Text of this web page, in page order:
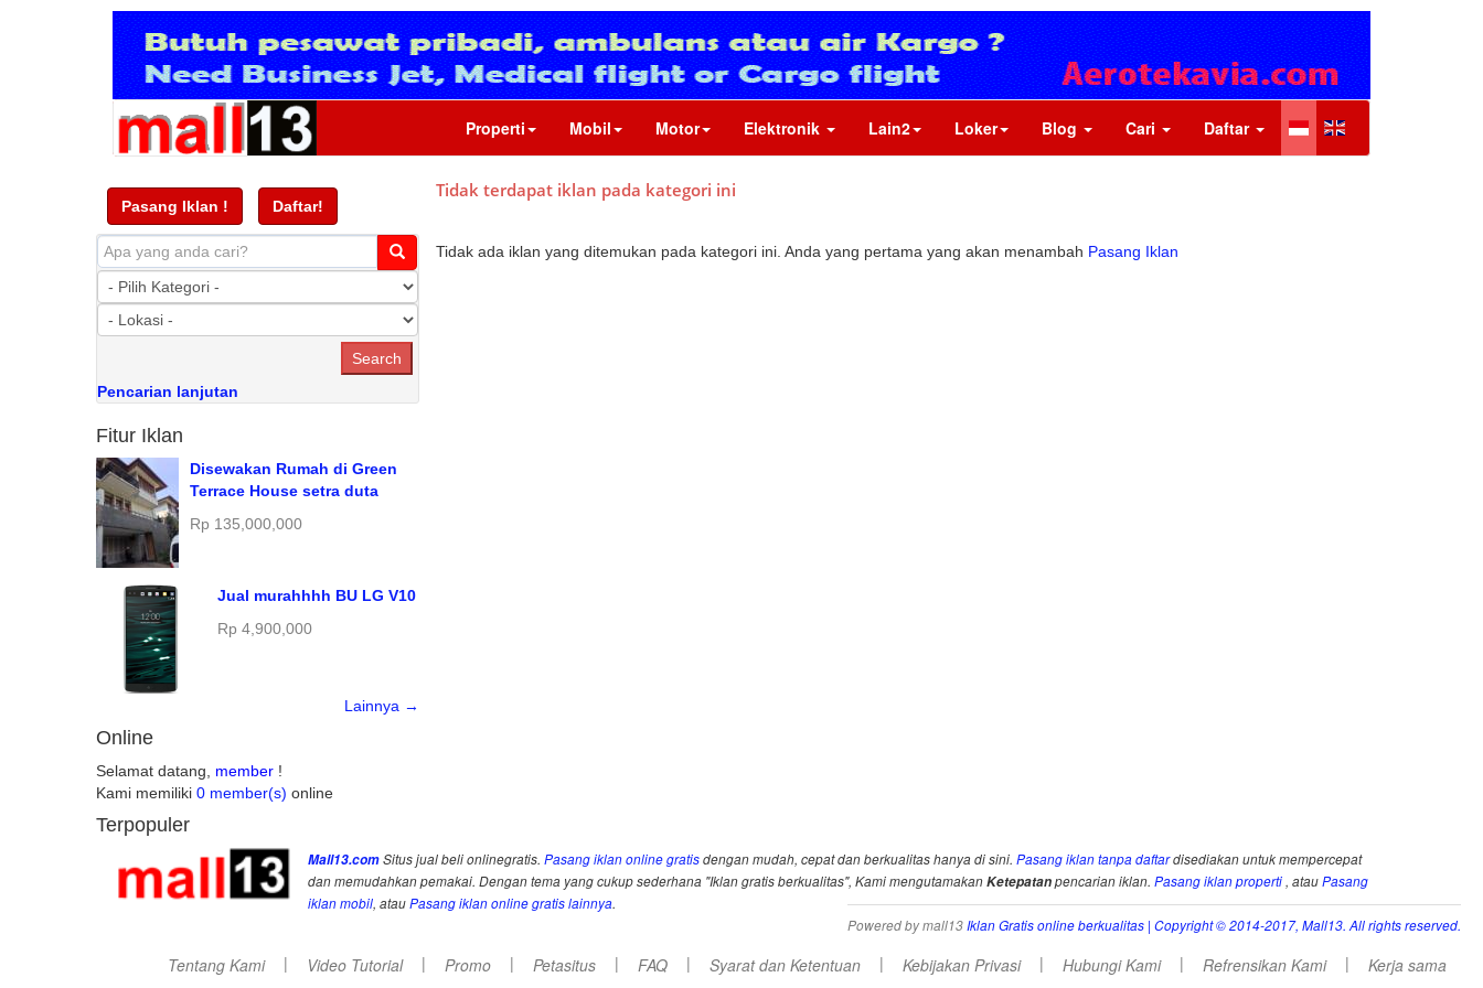
Properti Mobil Motor Elektronik Lain2 Loker Blog Cari Daftar
Pasang Iklan ! Daftar!
Pencarian lanjutan
Fitur Iklan
Disewakan Rumah di Green
Terrace House setra duta
Rp 135,000,000
Jual murahhhh BU LG V10
Rp 4,900,000
Lainnya →
Online
Selamat datang, member !
Kami memiliki 0 member(s) online
Terpopuler
Tidak terdapat iklan pada kategori ini
Tidak ada iklan yang ditemukan pada kategori ini. Anda yang pertama yang akan menambah Pasang Iklan
Mall13.comSitus jual beli onlinegratis.Pasang iklan online gratisdengan mudah, cepat dan berkualitas hanya di sini.Pasang iklan tanpa daftardisediakan untuk mempercepat
dan memudahkan pemakai. Dengan tema yang cukup sederhana "Iklan gratis berkualitas", Kami mengutamakanKetepatanpencarian iklan.Pasang iklan properti , atauPasang
iklan mobil, atauPasang iklan online gratis lainnya.
Powered by mall13Iklan Gratis online berkualitas | Copyright © 2014-2017, Mall13. All rights reserved.
Tentang Kami | Video Tutorial | Promo | Petasitus | FAQ | Syarat dan Ketentuan | Kebijakan Privasi | Hubungi Kami | Refrensikan Kami | Kerja sama